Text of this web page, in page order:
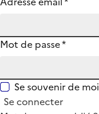
Mot de passe*
Se souvenir de moi
Se connecter